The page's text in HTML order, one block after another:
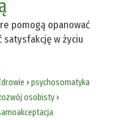
pomogą opanować
satysfakcję w życiu
› psychosomatyka
osobisty›